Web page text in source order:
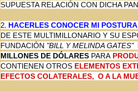
SUPUESTA RELACIÓN CON DICHA
2. HACERLES CONOCER MI
DE ESTE MULTIMILLONARIO Y SU
FUNDACIÓN "BILL Y MELINDA GATES"
MILLONES DE DÓLARES PARA
CONTIENEN OTROS ELEMENTOS
EFECTOS COLATERALES, O A LA